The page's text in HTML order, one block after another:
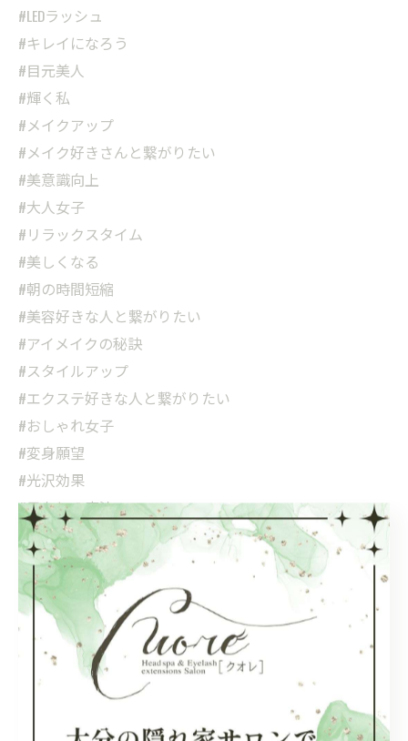
#LEDラッシュ
#キレイになろう
#目元美人
#輝く私
#メイクアップ
#メイク好きさんと繋がりたい
#美意識向上
#大人女子
#リラックスタイム
#美しくなる
#朝の時間短縮
#美容好きな人と繋がりたい
#アイメイクの秘訣
#スタイルアップ
#エクステ好きな人と繋がりたい
#おしゃれ女子
#変身願望
#光沢効果
#目もとの魔法
#ナチュラルビューティー
#アイライン効果
#ドーリーアイ
#美しい目元